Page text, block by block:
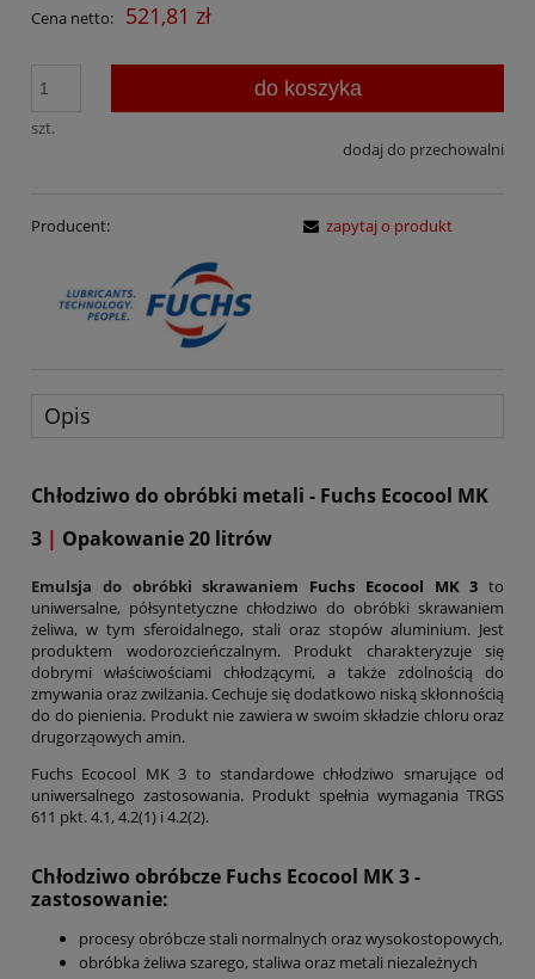
Cena netto: 521,81 zł
szt.
do koszyka
dodaj do przechowalni
Producent: zapytaj o produkt
Opis
Chłodziwo do obróbki metali - Fuchs Ecocool MK
3 | Opakowanie 20 litrów
Emulsja do obróbki skrawaniem Fuchs Ecocool MK 3 to
uniwersalne, półsyntetyczne chłodziwo do obróbki skrawaniem
żeliwa, w tym sferoidalnego, stali oraz stopów aluminium. Jest
produktem wodorozcieńczalnym. Produkt charakteryzuje się
dobrymi właściwościami chłodzącymi, a także zdolnością do
zmywania oraz zwilżania. Cechuje się dodatkowo niską skłonnością
do do pienienia. Produkt nie zawiera w swoim składzie chloru oraz
drugorząowych amin.
Fuchs Ecocool MK 3 to standardowe chłodziwo smarujące od
uniwersalnego zastosowania. Produkt spełnia wymagania TRGS
611 pkt. 4.1, 4.2(1) i 4.2(2).
Chłodziwo obróbcze Fuchs Ecocool MK 3 -
zastosowanie:
procesy obróbcze stali normalnych oraz wysokostopowych,
obróbka żeliwa szarego, staliwa oraz metali niezależnych